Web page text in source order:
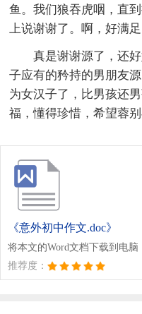
鱼。我们狼吞虎咽，直
上说谢谢了。啊，好满足
真是谢谢源了，还
子应有的矜持的男朋友
为女汉子了，比男孩还
福，懂得珍惜，希望蓉
《意外初中作文.doc》
将本文的Word文档下载到电
推荐度：